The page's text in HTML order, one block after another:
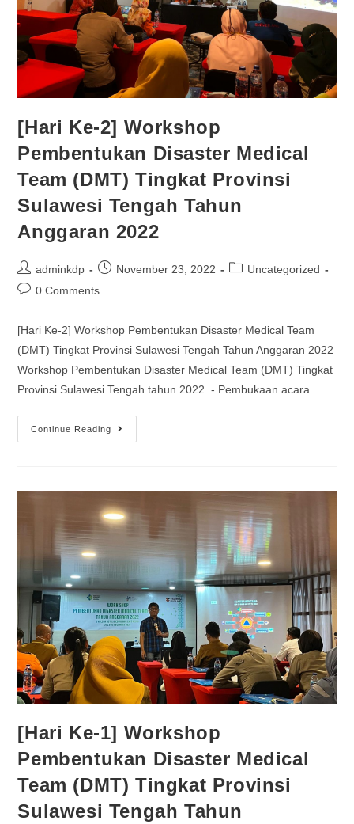
[Hari Ke-2] Workshop
Pembentukan Disaster Medical
Team (DMT) Tingkat Provinsi
Sulawesi Tengah Tahun
Anggaran 2022
adminkdp November 23, 2022
Uncategorized
0 Comments
[Hari Ke-2] Workshop Pembentukan Disaster Medical Team
(DMT) Tingkat Provinsi Sulawesi Tengah Tahun Anggaran 2022
Workshop Pembentukan Disaster Medical Team (DMT) Tingkat
Provinsi Sulawesi Tengah tahun 2022. - Pembukaan acara…
Continue Reading
[Hari Ke-1] Workshop
Pembentukan Disaster Medical
Team (DMT) Tingkat Provinsi
Sulawesi Tengah Tahun